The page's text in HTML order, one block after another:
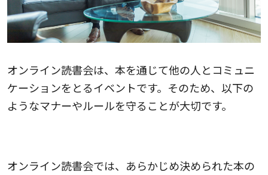
オンライン読書会は、本を通じて他の人とコミュニ
ケーションをとるイベントです。そのため、以下の
ようなマナーやルールを守ることが大切です。
オンライン読書会では、あらかじめ決められた本の